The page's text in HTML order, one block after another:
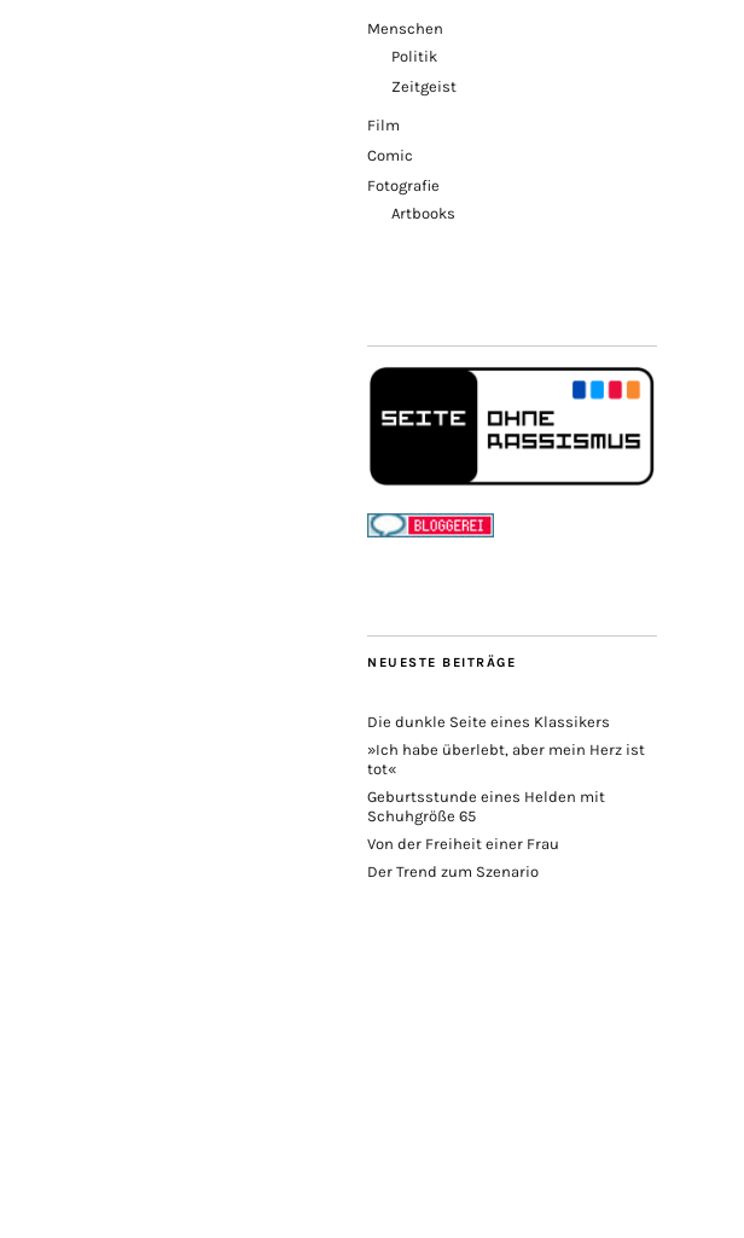
Menschen
Politik
Zeitgeist
Film
Comic
Fotografie
Artbooks
NEUESTE BEITRÄGE
Die dunkle Seite eines Klassikers
»Ich habe überlebt, aber mein Herz ist
tot«
Geburtsstunde eines Helden mit
Schuhgröße 65
Von der Freiheit einer Frau
Der Trend zum Szenario